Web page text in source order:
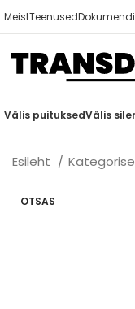
MeistTeenused
Välis puituksedVälis
Esileht
OTSAS